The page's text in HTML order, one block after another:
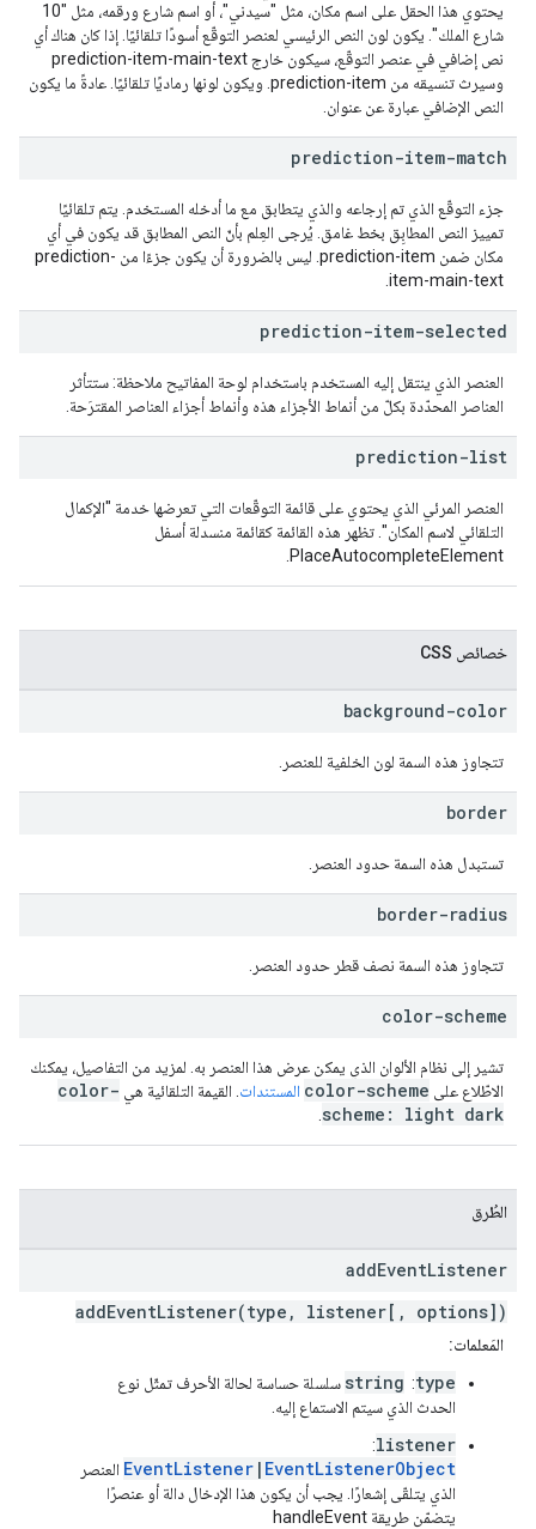
يحتوي هذا الحقل على اسم مكان، مثل "سيدني"، أو اسم شارع ورقمه، مثل "10
شارع الملك". يكون لون النص الرئيسي لعنصر التوقّع أسودًا تلقائيًا. إذا كان هناك أي
نص إضافي في عنصر التوقّع، سيكون خارج prediction-item-main-text
وسيرث تنسيقه من prediction-item. ويكون لونها رماديًا تلقائيًا. عادةً ما يكون
النص الإضافي عبارة عن عنوان.
prediction-item-match
جزء التوقّع الذي تم إرجاعه والذي يتطابق مع ما أدخله المستخدم. يتم تلقائيًا
تمييز النص المطابِق بخط غامق. يُرجى العِلم بأنّ النص المطابق قد يكون في أي
مكان ضمن prediction-item. ليس بالضرورة أن يكون جزءًا من prediction-
item-main-text.
prediction-item-selected
العنصر الذي ينتقل إليه المستخدم باستخدام لوحة المفاتيح ملاحظة: ستتأثر
العناصر المحدّدة بكلّ من أنماط الأجزاء هذه وأنماط أجزاء العناصر المقترَحة.
prediction-list
العنصر المرئي الذي يحتوي على قائمة التوقّعات التي تعرضها خدمة "الإكمال
التلقائي لاسم المكان". تظهر هذه القائمة كقائمة منسدلة أسفل
PlaceAutocompleteElement.
خصائص CSS
background-color
تتجاوز هذه السمة لون الخلفية للعنصر.
border
تستبدل هذه السمة حدود العنصر.
border-radius
تتجاوز هذه السمة نصف قطر حدود العنصر.
color-scheme
تشير إلى نظام الألوان الذي يمكن عرض هذا العنصر به. لمزيد من التفاصيل، يمكنك
الاطّلاع على color-scheme المستندات. القيمة التلقائية هي color-
scheme: light dark
.
الطُرق
addEventListener
addEventListener(type, listener[, options])
المَعلمات:
type
:
string سلسلة حساسة لحالة الأحرف تمثّل نوع
الحدث الذي سيتم الاستماع إليه.
listener
:
EventListener | EventListenerObject
العنصر
الذي يتلقّى إشعارًا. يجب أن يكون هذا الإدخال دالة أو عنصرًا
يتضمّن طريقة handleEvent